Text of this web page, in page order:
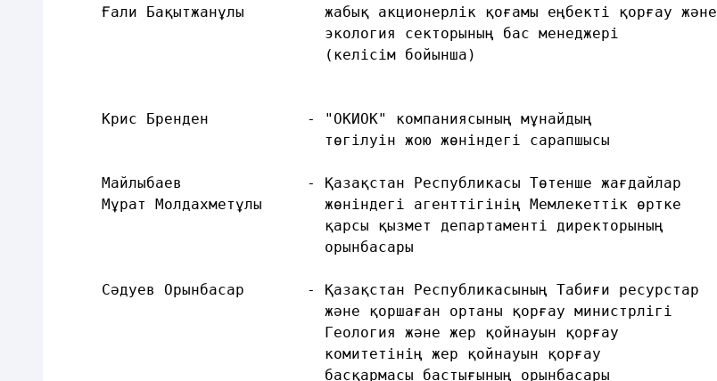
Ғали Бақытжанұлы         жабық акционерлік қоғамы еңбекті қорғау және
экология секторының бас менеджері
(келісім бойынша)
Крис Бренден           - "ОКИОК" компаниясының мұнайдың
төгілуін жою жөніндегі сарапшысы
Майлыбаев              - Қазақстан Республикасы Төтенше жағдайлар
Мұрат Молдахметұлы       жөніндегі агенттігінің Мемлекеттік өртке
қарсы қызмет департаменті директорының
орынбасары
Сәдуев Орынбасар       - Қазақстан Республикасының Табиғи ресурстар
және қоршаған ортаны қорғау министрлігі
Геология және жер қойнауын қорғау
комитетінің жер қойнауын қорғау
басқармасы бастығының орынбасары